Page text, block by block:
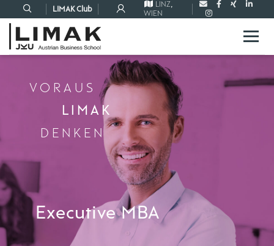
LIMAK Club
LINZ,
WIEN
VORAUS
Executive MBA
DENKEN
LIMAK